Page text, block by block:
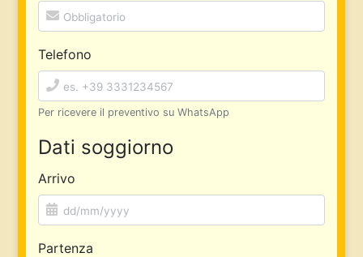
Telefono
Per ricevere il preventivo su WhatsApp
Dati soggiorno
Arrivo
Partenza